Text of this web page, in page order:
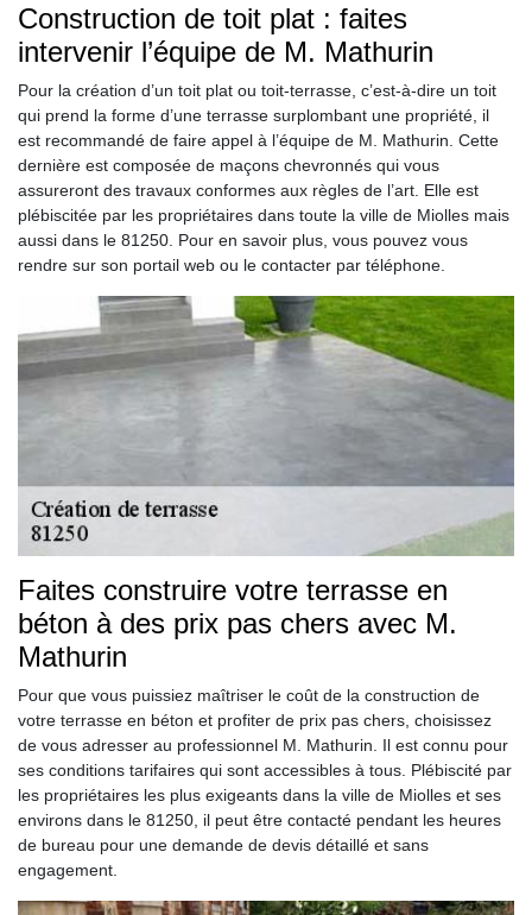
Construction de toit plat : faites
intervenir l’équipe de M. Mathurin
Pour la création d’un toit plat ou toit-terrasse, c’est-à-dire un toit
qui prend la forme d’une terrasse surplombant une propriété, il
est recommandé de faire appel à l’équipe de M. Mathurin. Cette
dernière est composée de maçons chevronnés qui vous
assureront des travaux conformes aux règles de l’art. Elle est
plébiscitée par les propriétaires dans toute la ville de Miolles mais
aussi dans le 81250. Pour en savoir plus, vous pouvez vous
rendre sur son portail web ou le contacter par téléphone.
Faites construire votre terrasse en
béton à des prix pas chers avec M.
Mathurin
Pour que vous puissiez maîtriser le coût de la construction de
votre terrasse en béton et profiter de prix pas chers, choisissez
de vous adresser au professionnel M. Mathurin. Il est connu pour
ses conditions tarifaires qui sont accessibles à tous. Plébiscité par
les propriétaires les plus exigeants dans la ville de Miolles et ses
environs dans le 81250, il peut être contacté pendant les heures
de bureau pour une demande de devis détaillé et sans
engagement.